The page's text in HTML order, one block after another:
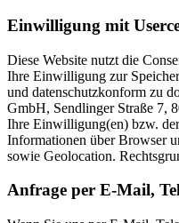
Einwilligung mit
Diese Website nutzt die
Ihre Einwilligung zur
und datenschutzkonform zu
GmbH, Sendlinger Straße 7,
Ihre Einwilligung(en) bzw.
Informationen über Browser
sowie Geolocation.
Anfrage per E-Mail,